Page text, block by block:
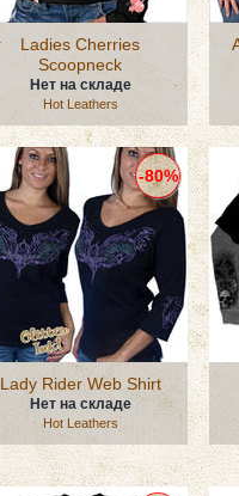
Ladies Cherries
Scoopneck
Нет на складе
Hot Leathers
Lady Rider Web Shirt
Нет на складе
Hot Leathers
-80%